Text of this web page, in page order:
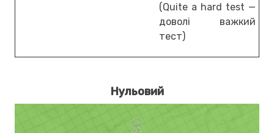
(Quite a hard test —
доволі важкий
тест)
Нульовий